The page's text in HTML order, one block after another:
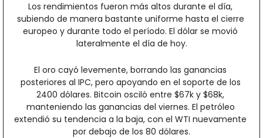
Los rendimientos fueron más altos durante el día,
subiendo de manera bastante uniforme hasta el cierre
europeo y durante todo el período. El dólar se movió
lateralmente el día de hoy.
El oro cayó levemente, borrando las ganancias
posteriores al IPC, pero apoyando en el soporte de los
2400 dólares. Bitcoin osciló entre $67k y $68k,
manteniendo las ganancias del viernes. El petróleo
extendió su tendencia a la baja, con el WTI nuevamente
por debajo de los 80 dólares.